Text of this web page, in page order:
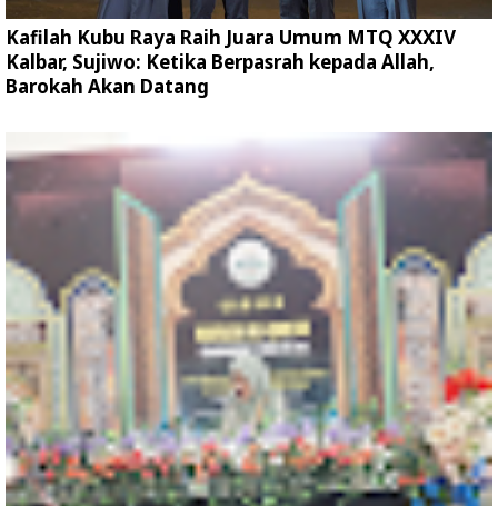
Kafilah Kubu Raya Raih Juara Umum MTQ XXXIV
Kalbar, Sujiwo: Ketika Berpasrah kepada Allah,
Barokah Akan Datang